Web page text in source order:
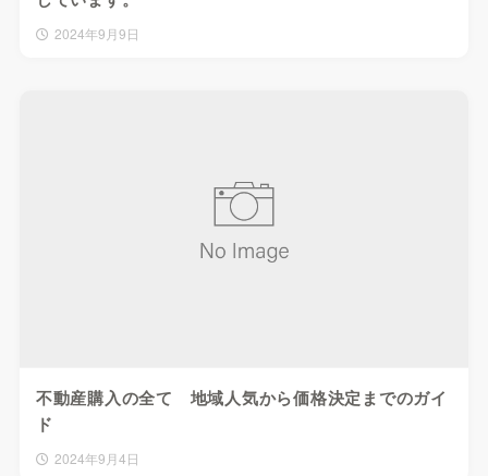
2024年9月9日
不動産購入の全て 地域人気から価格決定までのガイ
ド
2024年9月4日